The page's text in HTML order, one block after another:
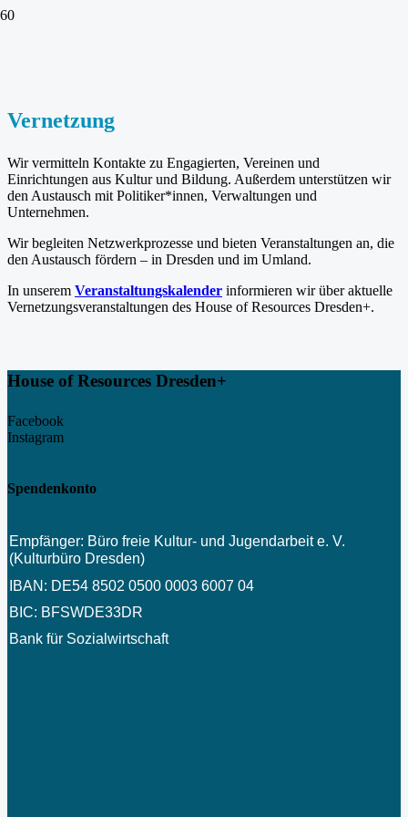
Vernetzung
Wir vermitteln Kontakte zu Engagierten, Vereinen und
Einrichtungen aus Kultur und Bildung. Außerdem unterstützen wir
den Austausch mit Politiker*innen, Verwaltungen und
Unternehmen.
Wir begleiten Netzwerkprozesse und bieten Veranstaltungen an, die
den Austausch fördern – in Dresden und im Umland.
In unserem Veranstaltungskalender informieren wir über aktuelle
Vernetzungsveranstaltungen des House of Resources Dresden+.
House of Resources Dresden+
Facebook
Instagram
Spendenkonto
Empfänger: Büro freie Kultur- und Jugendarbeit e. V.
(Kulturbüro Dresden)
IBAN: DE54 8502 0500 0003 6007 04
BIC: BFSWDE33DR
Bank für Sozialwirtschaft